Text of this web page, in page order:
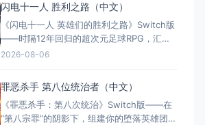
部曲～ DX（官方简体中文定名） 港台名
称：萊莎的鍊金工房 ～秘密三部曲
闪电十一人 胜利之路（中文）
《闪电十一人 英雄们的胜利之路》Switch版
——时隔12年回归的超次元足球RPG，汇聚
历代5000+角色的热血盛宴 游戏类型：角色
的胜利之路（官方简体中文定名） 港台名
称：閃電十一人 英雄們的勝
2026-08-06
罪恶杀手 第八位统治者（中文）
《罪恶杀手：第八次统治》Switch版——在
“第八宗罪”的阴影下，组建你的堕落英雄团，